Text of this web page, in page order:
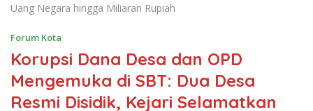
Uang Negara hingga Miliaran Rupiah
Forum Kota
Korupsi Dana Desa dan OPD
Mengemuka di SBT: Dua Desa
Resmi Disidik, Kejari Selamatkan